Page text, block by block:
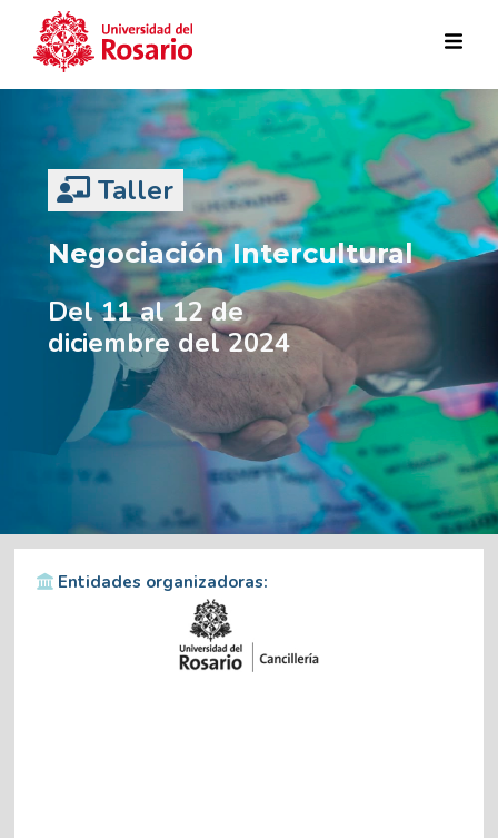
Pasar al contenido principal
Taller
Negociación Intercultural
Del 11 al 12 de
diciembre del 2024
Entidades organizadoras: